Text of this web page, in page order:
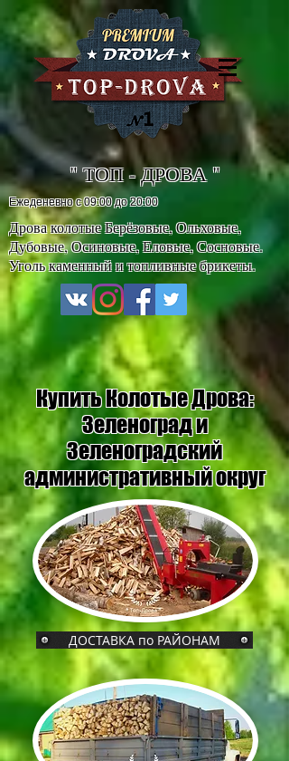
" ТОП - ДРОВА "
Ежеденевно с 09:00 до 20:00
Дрова колотые Берёзовые, Ольховые,
Дубовые, Осиновые, Еловые, Сосновые.
Уголь каменный и топливные брикеты.
Купить Колотые Дрова:
Зеленоград и
Зеленоградский
административный округ
ДОСТАВКА по РАЙОНАМ